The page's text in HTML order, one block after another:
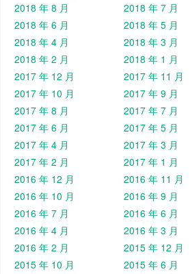
2018 年 8 月
2018 年 7 月
2018 年 6 月
2018 年 5 月
2018 年 4 月
2018 年 3 月
2018 年 2 月
2018 年 1 月
2017 年 12 月
2017 年 11 月
2017 年 10 月
2017 年 9 月
2017 年 8 月
2017 年 7 月
2017 年 6 月
2017 年 5 月
2017 年 4 月
2017 年 3 月
2017 年 2 月
2017 年 1 月
2016 年 12 月
2016 年 11 月
2016 年 10 月
2016 年 9 月
2016 年 7 月
2016 年 6 月
2016 年 4 月
2016 年 3 月
2016 年 2 月
2015 年 12 月
2015 年 10 月
2015 年 6 月